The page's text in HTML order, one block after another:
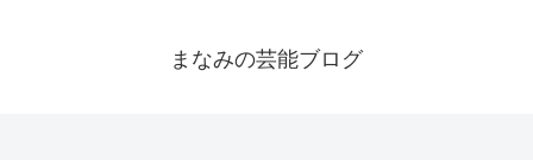
まなみの芸能ブログ